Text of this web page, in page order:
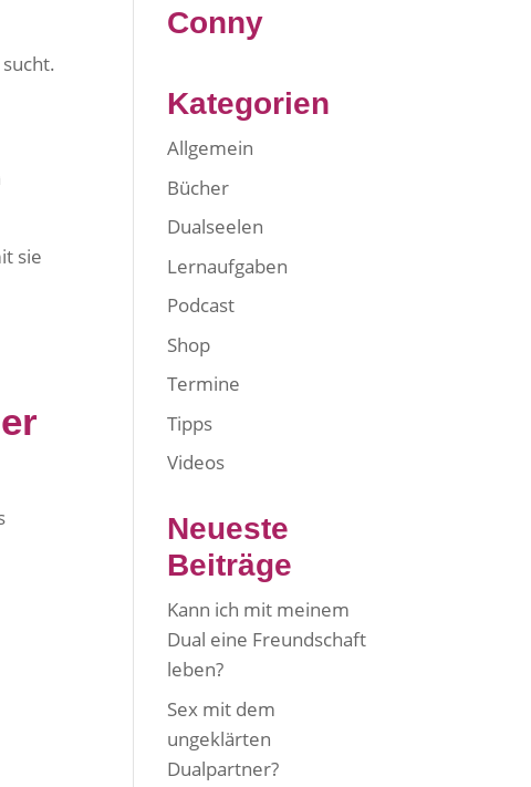
sie
Conny
Kategorien
Allgemein
Bücher
Dualseelen
Lernaufgaben
Podcast
Shop
Termine
Tipps
Videos
Neueste
Beiträge
Kann ich mit meinem
Dual eine Freundschaft
leben?
Sex mit dem
ungeklärten
Dualpartner?